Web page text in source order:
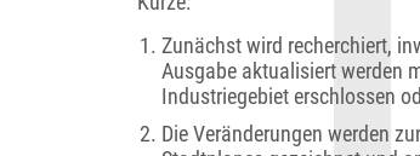
Zunächst wird recherchiert,
Ausgabe aktualisiert werden
Industriegebiet erschlossen
Die Veränderungen werden